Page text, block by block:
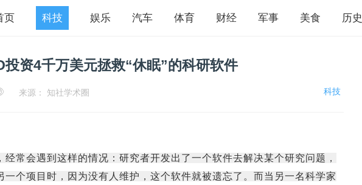
页 科技 娱乐 汽车 体育 财经 军事 美食 历史
投资4千万美元拯救“休眠”的科研软件
科技
来源： 知社学术圈
经常会遇到这样的情况：研究者开发出了一个软件去解决某个研究问题，
一个项目时，因为没有人维护，这个软件就被遗忘了。而当另一名科学家